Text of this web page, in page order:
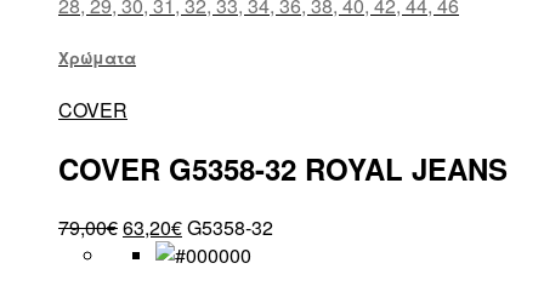
Χρώματα
COVER
COVER G5358-32 ROYAL JEANS
79,00€63,20€G5358-32